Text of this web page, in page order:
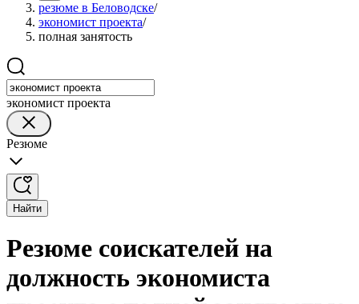
резюме в Беловодске/
экономист проекта/
полная занятость
экономист проекта
Резюме
Найти
Резюме соискателей на
должность экономиста